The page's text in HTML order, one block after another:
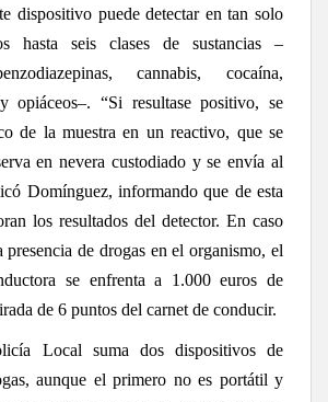
dispositivo puede detectar en tan solo
hasta seis clases de sustancias –
cannabis, cocaína,
opiáceos–. “Si resultase positivo, se
de la muestra en un reactivo, que se
en nevera custodiado y se envía al
Domínguez, informando que de esta
los resultados del detector. En caso
presencia de drogas en el organismo, el
se enfrenta a 1.000 euros de
de 6 puntos del carnet de conducir.
Local suma dos dispositivos de
aunque el primero no es portátil y